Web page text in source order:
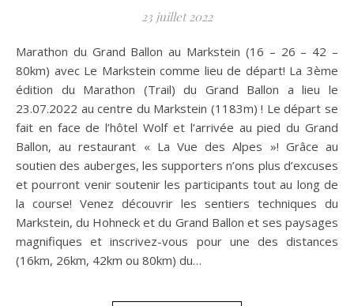
23 juillet 2022
Marathon du Grand Ballon au Markstein (16 – 26 – 42 –
80km) avec Le Markstein comme lieu de départ! La 3ème
édition du Marathon (Trail) du Grand Ballon a lieu le
23.07.2022 au centre du Markstein (1183m) ! Le départ se
fait en face de l’hôtel Wolf et l’arrivée au pied du Grand
Ballon, au restaurant « La Vue des Alpes »! Grâce au
soutien des auberges, les supporters n’ons plus d’excuses
et pourront venir soutenir les participants tout au long de
la course! Venez découvrir les sentiers techniques du
Markstein, du Hohneck et du Grand Ballon et ses paysages
magnifiques et inscrivez-vous pour une des distances
(16km, 26km, 42km ou 80km) du…